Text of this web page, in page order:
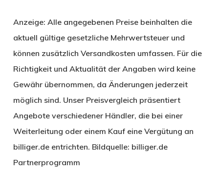
Anzeige: Alle angegebenen Preise beinhalten die
aktuell gültige gesetzliche Mehrwertsteuer und
können zusätzlich Versandkosten umfassen. Für die
Richtigkeit und Aktualität der Angaben wird keine
Gewähr übernommen, da Änderungen jederzeit
möglich sind. Unser Preisvergleich präsentiert
Angebote verschiedener Händler, die bei einer
Weiterleitung oder einem Kauf eine Vergütung an
billiger.de entrichten. Bildquelle: billiger.de
Partnerprogramm